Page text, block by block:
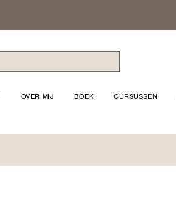
OVER MIJ BOEK CURSUSSEN